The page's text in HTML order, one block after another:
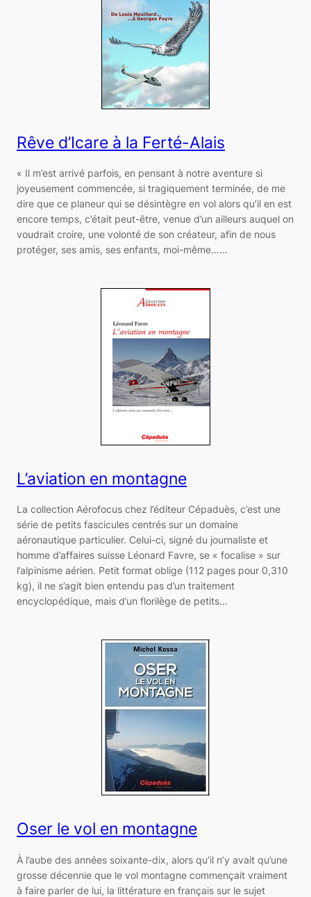
Rêve d’Icare à la Ferté-Alais
« Il m’est arrivé parfois, en pensant à notre aventure si
joyeusement commencée, si tragiquement terminée, de me
dire que ce planeur qui se désintègre en vol alors qu’il en est
encore temps, c’était peut-être, venue d’un ailleurs auquel on
voudrait croire, une volonté de son créateur, afin de nous
protéger, ses amis, ses enfants, moi-même……
L’aviation en montagne
La collection Aérofocus chez l’éditeur Cépaduès, c’est une
série de petits fascicules centrés sur un domaine
aéronautique particulier. Celui-ci, signé du journaliste et
homme d’affaires suisse Léonard Favre, se « focalise » sur
l’alpinisme aérien. Petit format oblige (112 pages pour 0,310
kg), il ne s’agit bien entendu pas d’un traitement
encyclopédique, mais d’un florilège de petits…
Oser le vol en montagne
À l’aube des années soixante-dix, alors qu’il n’y avait qu’une
grosse décennie que le vol montagne commençait vraiment
à faire parler de lui, la littérature en français sur le sujet